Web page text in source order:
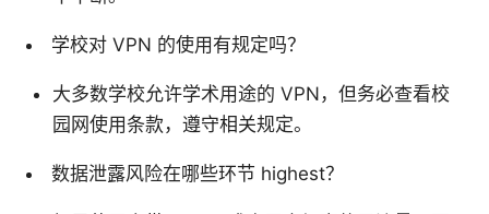
学校对 VPN 的使用有规定吗？
大多数学校允许学术用途的 VPN，但务必查看校
园网使用条款，遵守相关规定。
数据泄露风险在哪些环节 highest？